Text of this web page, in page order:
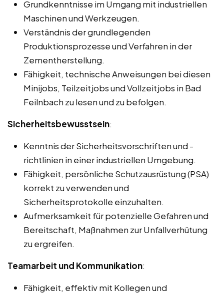
Grundkenntnisse im Umgang mit industriellen
Maschinen und Werkzeugen.
Verständnis der grundlegenden
Produktionsprozesse und Verfahren in der
Zementherstellung.
Fähigkeit, technische Anweisungen bei diesen
Minijobs, Teilzeitjobs und Vollzeitjobs in Bad
Feilnbach zu lesen und zu befolgen.
Sicherheitsbewusstsein:
Kenntnis der Sicherheitsvorschriften und -
richtlinien in einer industriellen Umgebung.
Fähigkeit, persönliche Schutzausrüstung (PSA)
korrekt zu verwenden und
Sicherheitsprotokolle einzuhalten.
Aufmerksamkeit für potenzielle Gefahren und
Bereitschaft, Maßnahmen zur Unfallverhütung
zu ergreifen.
Teamarbeit und Kommunikation:
Fähigkeit, effektiv mit Kollegen und